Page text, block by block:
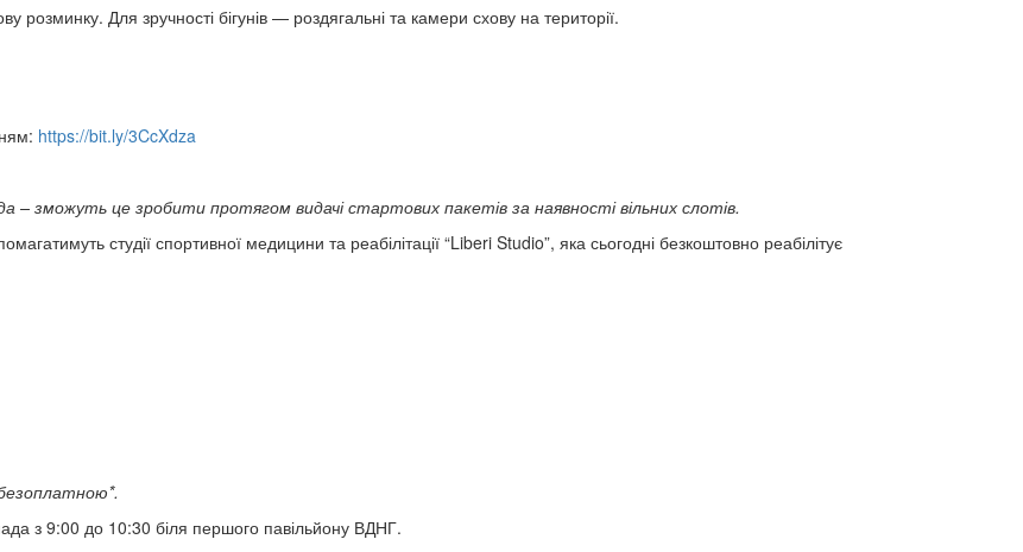
розминку. Для зручності бігунів — роздягальні та камери схову на території.
https://bit.ly/3CcXdza
– зможуть це зробити протягом видачі стартових пакетів за наявності вільних слотів.
студії спортивної медицини та реабілітації “Liberi Studio”, яка сьогодні безкоштовно реабілітує
безоплатною*.
з 9:00 до 10:30 біля першого павільйону ВДНГ.